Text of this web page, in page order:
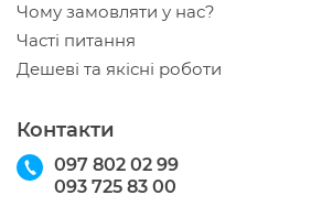
Чому замовляти у нас?
Часті питання
Дешеві та якісні роботи
Контакти
097 802 02 99
093 725 83 00